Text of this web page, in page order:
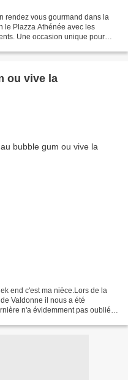
rendez vous gourmand dans la
le Plazza Athénée avec les
Une occasion unique pour
ou vive la
end c'est ma nièce.Lors de la
Valdonne il nous a été
n'a évidemment pas oublié